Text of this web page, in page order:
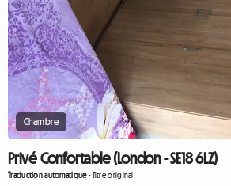
Chambre
Privé Confortable (London - SE18 6LZ)
Traduction automatique-Titre original